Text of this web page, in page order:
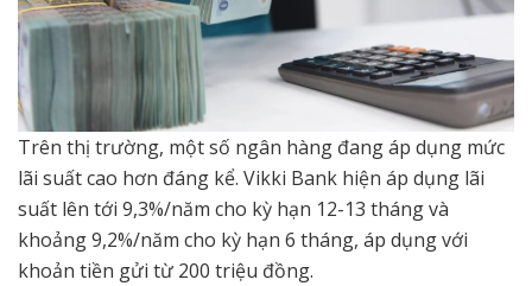
Trên thị trường, một số ngân hàng đang áp dụng mức
lãi suất cao hơn đáng kể. Vikki Bank hiện áp dụng lãi
suất lên tới 9,3%/năm cho kỳ hạn 12-13 tháng và
khoảng 9,2%/năm cho kỳ hạn 6 tháng, áp dụng với
khoản tiền gửi từ 200 triệu đồng.